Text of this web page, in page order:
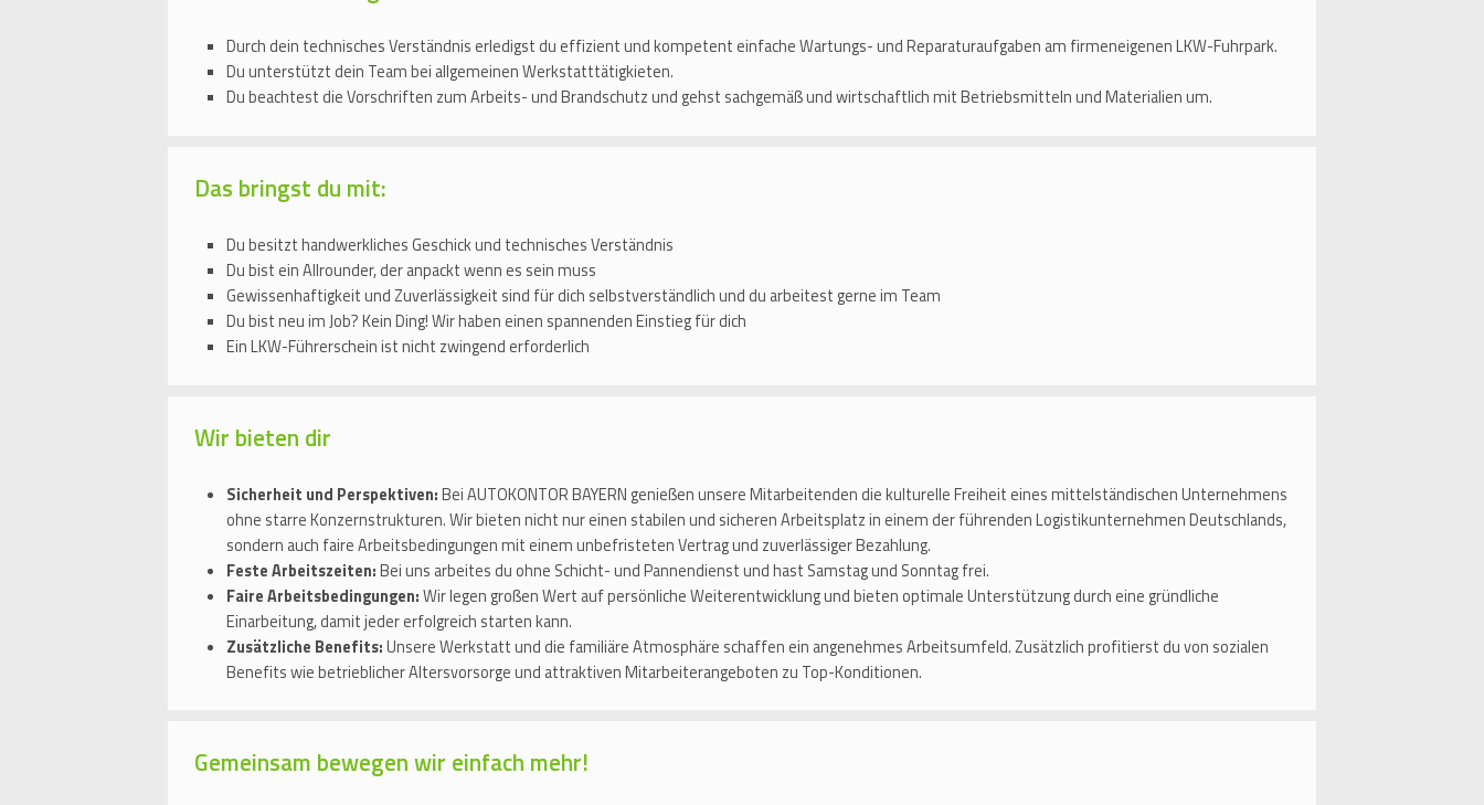
Durch dein technisches Verständnis erledigst du effizient und kompetent einfache Wartungs- und Reparaturaufgaben am firmeneigenen LKW-Fuhrpark.
Du unterstützt dein Team bei allgemeinen Werkstatttätigkieten.
Du beachtest die Vorschriften zum Arbeits- und Brandschutz und gehst sachgemäß und wirtschaftlich mit Betriebsmitteln und Materialien um.
Das bringst du mit:
Du besitzt handwerkliches Geschick und technisches Verständnis
Du bist ein Allrounder, der anpackt wenn es sein muss
Gewissenhaftigkeit und Zuverlässigkeit sind für dich selbstverständlich und du arbeitest gerne im Team
Du bist neu im Job? Kein Ding! Wir haben einen spannenden Einstieg für dich
Ein LKW-Führerschein ist nicht zwingend erforderlich
Wir bieten dir
Sicherheit und Perspektiven:Bei AUTOKONTOR BAYERN genießen unsere Mitarbeitenden die kulturelle Freiheit eines mittelständischen Unternehmens
ohne starre Konzernstrukturen. Wir bieten nicht nur einen stabilen und sicheren Arbeitsplatz in einem der führenden Logistikunternehmen Deutschlands,
sondern auch faire Arbeitsbedingungen mit einem unbefristeten Vertrag und zuverlässiger Bezahlung.
Feste Arbeitszeiten:Bei uns arbeites du ohne Schicht- und Pannendienst und hast Samstag und Sonntag frei.
Faire Arbeitsbedingungen:Wir legen großen Wert auf persönliche Weiterentwicklung und bieten optimale Unterstützung durch eine gründliche
Einarbeitung, damit jeder erfolgreich starten kann.
Zusätzliche Benefits:Unsere Werkstatt und die familiäre Atmosphäre schaffen ein angenehmes Arbeitsumfeld. Zusätzlich profitierst du von sozialen
Benefits wie betrieblicher Altersvorsorge und attraktiven Mitarbeiterangeboten zu Top-Konditionen.
Gemeinsam bewegen wir einfach mehr!